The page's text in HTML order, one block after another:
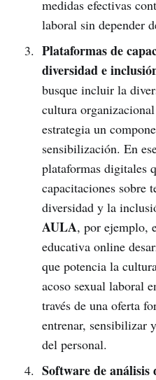
medidas efectivas
laboral sin depender
Plataformas de
diversidad e
busque incluir la
cultura
estrategia un
sensibilización. En
plataformas digitales
capacitaciones sobre
diversidad y la
AULA, por ejemplo,
educativa online
que potencia la
acoso sexual laboral
través de una oferta
entrenar, sensibilizar
del personal.
Software de análisis